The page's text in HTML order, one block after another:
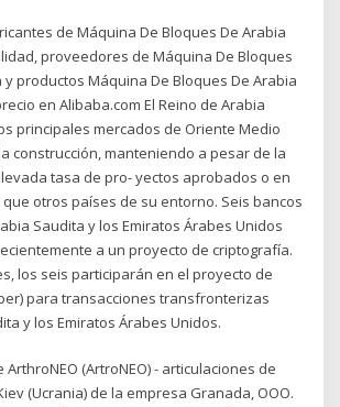
de Máquina De Bloques De Arabia
proveedores de Máquina De Bloques
y productos Máquina De Bloques De Arabia
en Alibaba.com El Reino de Arabia
principales mercados de Oriente Medio
construcción, manteniendo a pesar de la
tasa de pro- yectos aprobados o en
otros países de su entorno. Seis bancos
Saudita y los Emiratos Árabes Unidos
a un proyecto de criptografía.
los seis participarán en el proyecto de
para transacciones transfronterizas
y los Emiratos Árabes Unidos.
(ArtroNEO) - articulaciones de
(Ucrania) de la empresa Granada, OOO.